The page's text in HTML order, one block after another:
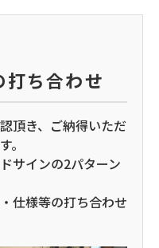
打ち合わせ
頂き、ご納得いただ
。
サインの2パターン
仕様等の打ち合わせ